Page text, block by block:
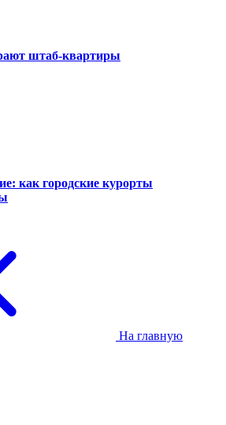
штаб-квартиры
как городские курорты
На главную